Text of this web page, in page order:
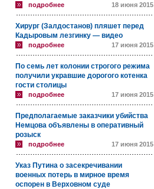
подробнее 18 июня 2015
Хирург (Залдостанов) пляшет перед
Кадыровым лезгинку — видео
подробнее 17 июня 2015
По семь лет колонии строгого режима
получили укравшие дорогого котенка
гости столицы
подробнее 17 июня 2015
Предполагаемые заказчики убийства
Немцова объявлены в оперативный
розыск
подробнее 17 июня 2015
Указ Путина о засекречивании
военных потерь в мирное время
оспорен в Верховном суде